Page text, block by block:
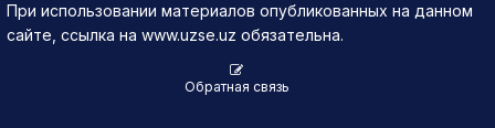
При использовании материалов опубликованных на данном
сайте, ссылка на www.uzse.uz обязательна.
Обратная связь